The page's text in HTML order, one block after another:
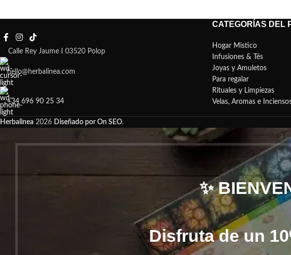
Calle Rey Jaume I 03520 Polop
hello@herbalinea.com
+34 696 90 25 34
CATEGORÍAS DEL
Hogar Mistico
Infusiones & Tés
Joyas y Amuletos
Para regalar
Rituales y Limpiezas
Velas, Aromas e
Herbalinea 2026 Diseñado por On SEO.
✨
Disfruta de un